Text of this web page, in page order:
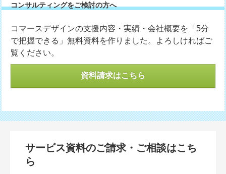
コンサルティングをご検討の方へ
コマースデザインの支援内容・実績・会社概要を「5分
で把握できる」無料資料を作りました。よろしければご
覧ください。
資料請求はこちら
サービス資料のご請求・ご相談はこち
ら